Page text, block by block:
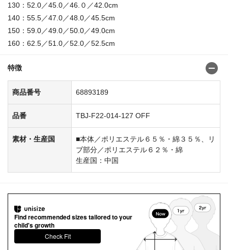
130：52.0／45.0／46.０／42.0cm
140：55.5／47.0／48.0／45.5cm
150：59.0／49.0／50.0／49.0cm
160：62.5／51.0／52.0／52.5cm
特徴
商品番号 68893189
品番 TBJ-F22-014-127 OFF
素材・生産国
■本体／ポリエステル６５％・綿３５％、リ
ブ部分／ポリエステル６２％・綿
生産国：中国
Find recommended sizes tailored to your
child's growth
Check Fit